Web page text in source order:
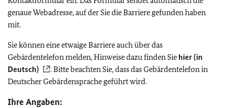
genaue Webadresse, auf der Sie die Barriere gefunden haben
mit.
Sie können eine etwaige Barriere auch über das
Gebärdentelefon melden, Hinweise dazu finden Sie hier (in
Deutsch)
. Bitte beachten Sie, dass das Gebärdentelefon in
Deutscher Gebärdensprache geführt wird.
Ihre Angaben: